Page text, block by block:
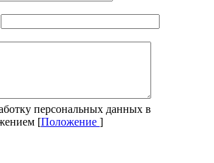
персональных данных в
[Положение ]